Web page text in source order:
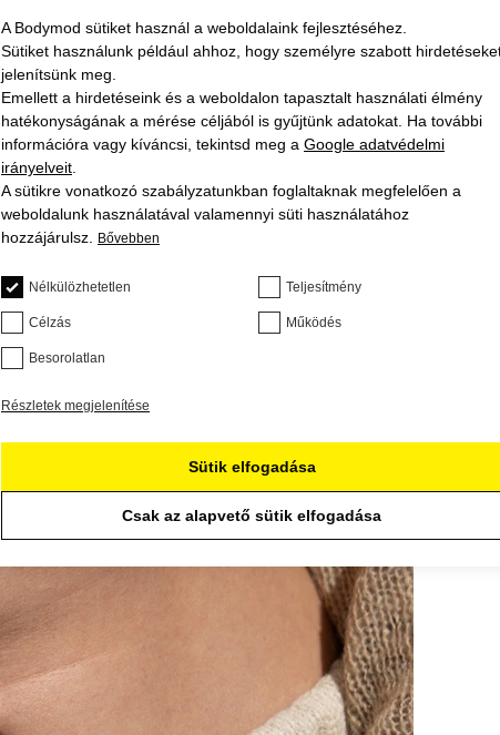
A Bodymod sütiket használ a weboldalaink fejlesztéséhez.
Sütiket használunk például ahhoz, hogy személyre szabott
jelenítsünk meg.
Emellett a hirdetéseink és a weboldalon tapasztalt használati élmény
hatékonyságának a mérése céljából is gyűjtünk adatokat. Ha további
információra vagy kíváncsi, tekintsd meg a Google adatvédelmi
irányelveit
A sütikre vonatkozó szabályzatunkban foglaltaknak megfelelően a
weboldalunk használatával valamennyi süti használatához
hozzájárulsz.
Bővebben
Nélkülözhetetlen Teljesítmény
Célzás Működés
Besorolatlan
Részletek megjelenítése
Sütik elfogadása
Csak az alapvető sütik elfogadása